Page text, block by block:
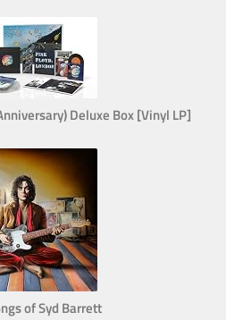
Deluxe Box [Vinyl LP]
of Syd Barrett